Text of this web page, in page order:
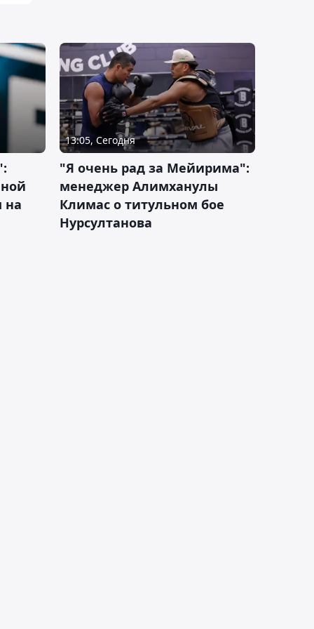
на
13:05, Сегодня
"Я очень рад за Мейирима":
менеджер Алимханулы
Климас о титульном бое
Нурсултанова